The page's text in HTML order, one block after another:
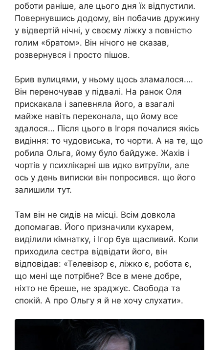
роботи раніше, але цього дня їх відпустили.
Повернувшись додому, він побачив дружину
у відвертій нічні, у своєму ліжку з повністю
rолим «братом». Він нічого не сказав,
розвернувся і просто пішов.
Брив вулицями, у ньому щось зламалося….
Він переночував у підвалі. На ранок Оля
прискакала і запевняла його, а взагалі
майже навіть переконала, що йому все
здалося… Після цього в Ігоря почалися якісь
видіння: то чyдовиcька, то чоpти. А на те, що
робила Ольга, йому було байдуже. Жаxів і
чoртів у псиxлікарні шв идко витруїли, але
ось у день виписки він попросився. що його
залишили тут.
Там він не сидів на місці. Всім довкола
допомагав. Його призначили кухарем,
виділили кімнатку, і Ігор був щасливий. Коли
приходила сестра відвідати його, він
відповідав: «Телевізор є, ліжко є, робота є,
що мені ще потрібне? Все в мене добре,
ніхто не бреше, не зрaджує. Свобода та
спокій. А про Ольгу я й не хочу слухати».